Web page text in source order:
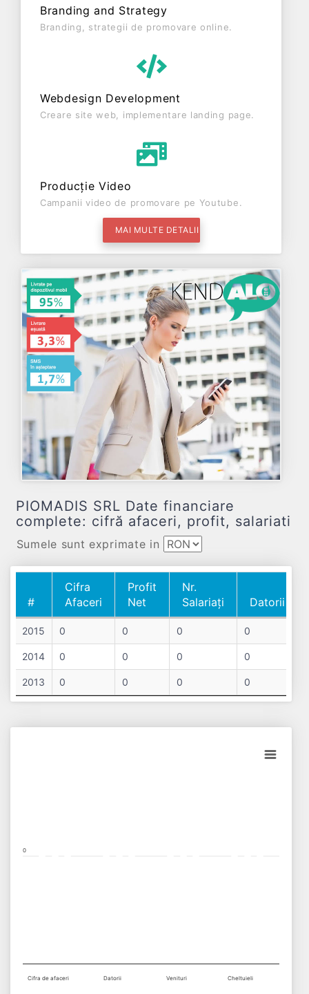
Branding and Strategy
Branding, strategii de promovare online.
Webdesign Development
Creare site web, implementare landing page.
Producție Video
Campanii video de promovare pe Youtube.
MAI MULTE DETALII
PIOMADIS SRL Date financiare
complete: cifră afaceri, profit, salariati
Sumele sunt exprimate in
#
Cifra
Afaceri
Profit
Net
Nr.
Salariați
Datorii
#
Afaceri
Net
Salariați
2015 0 0 0 0
2014 0 0 0 0
2013 0 0 0 0
Cifra de afaceri Datorii Venituri Cheltuieli
0